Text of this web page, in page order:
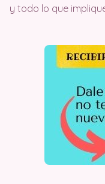
y todo lo que